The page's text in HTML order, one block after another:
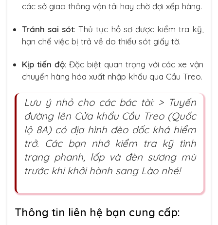
các sở giao thông vận tải hay chờ đợi xếp hàng.
Tránh sai sót: Thủ tục hồ sơ được kiểm tra kỹ,
hạn chế việc bị trả về do thiếu sót giấy tờ.
Kịp tiến độ:Đặc biệt quan trọng với các xe vận
chuyển hàng hóa xuất nhập khẩu qua Cầu Treo.
Lưu ý nhỏ cho các bác tài: > Tuyến
đường lên Cửa khẩu Cầu Treo (Quốc
lộ 8A) có địa hình đèo dốc khá hiểm
trở. Các bạn nhớ kiểm tra kỹ tình
trạng phanh, lốp và đèn sương mù
trước khi khởi hành sang Lào nhé!
Thông tin liên hệ bạn cung cấp: